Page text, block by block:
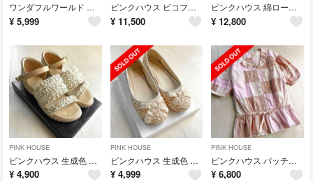
ワンダフルワールド 綿ローン ピンタック ピコレース フリル 黒 ブラウス
¥ 5,999
ピンクハウス ピコフリル ドットチュールフリル 黒 ミディ スカート
¥ 11,500
ピンクハウス 綿ローン ピンタック レース チュール袖 リボン 白 ブラウス
¥ 12,800
PINK HOUSE
ピンクハウス 生成色 チュール グログランリボン フリル サンダル
¥ 4,900
PINK HOUSE
ピンクハウス 生成色 総ピコフリル バレエシューズ パンプス
¥ 4,999
PINK HOUSE
ピンクハウス パッチワーク ピンタック レース ブラウス
¥ 6,800